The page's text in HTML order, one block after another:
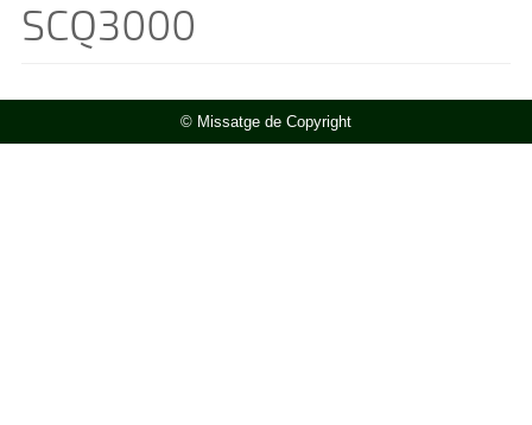
SCQ3000
© Missatge de Copyright